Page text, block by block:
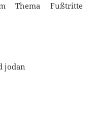
Thema Fußtritte
jodan